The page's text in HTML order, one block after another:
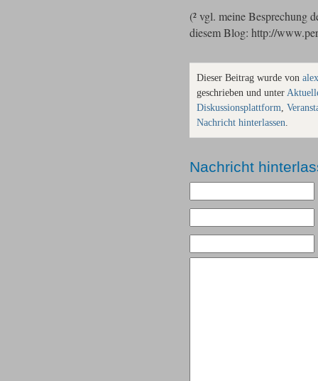
(² vgl. meine Besprechung
diesem Blog: http://
Dieser Beitrag wurde von
geschrieben und unter
Diskussionsplattform
Nachricht hinterlassen
Nachricht